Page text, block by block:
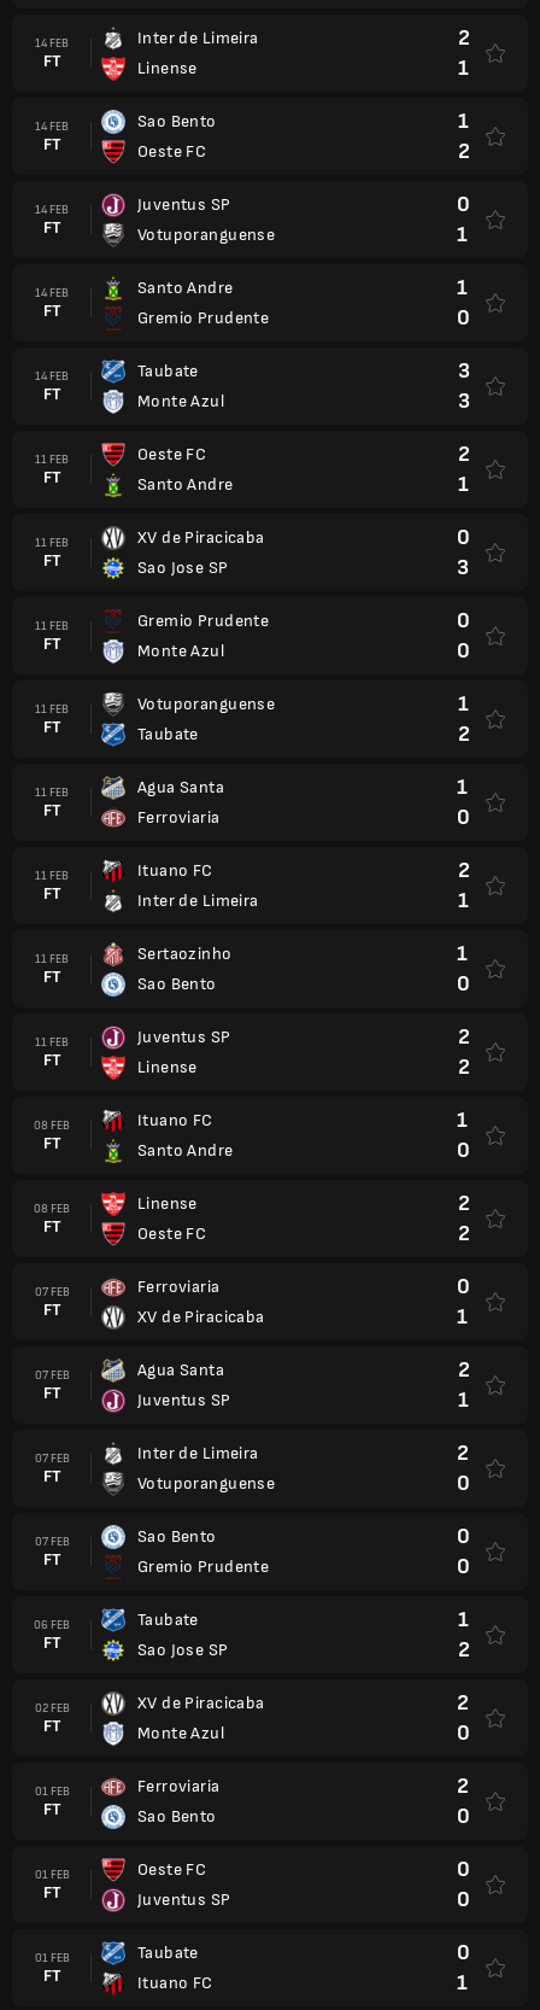
14 FEB
FT
Inter de Limeira
Linense
2
1
14 FEB
FT
Sao Bento
Oeste FC
1
2
14 FEB
FT
Juventus SP
Votuporanguense
0
1
14 FEB
FT
Santo Andre
Gremio Prudente
1
0
14 FEB
FT
Taubate
Monte Azul
3
3
11 FEB
FT
Oeste FC
Santo Andre
2
1
11 FEB
FT
XV de Piracicaba
Sao Jose SP
0
3
11 FEB
FT
Gremio Prudente
Monte Azul
0
0
11 FEB
FT
Votuporanguense
Taubate
1
2
11 FEB
FT
Agua Santa
Ferroviaria
1
0
11 FEB
FT
Ituano FC
Inter de Limeira
2
1
11 FEB
FT
Sertaozinho
Sao Bento
1
0
11 FEB
FT
Juventus SP
Linense
2
2
08 FEB
FT
Ituano FC
Santo Andre
1
0
08 FEB
FT
Linense
Oeste FC
2
2
07 FEB
FT
Ferroviaria
XV de Piracicaba
0
1
07 FEB
FT
Agua Santa
Juventus SP
2
1
07 FEB
FT
Inter de Limeira
Votuporanguense
2
0
07 FEB
FT
Sao Bento
Gremio Prudente
0
0
06 FEB
FT
Taubate
Sao Jose SP
1
2
02 FEB
FT
XV de Piracicaba
Monte Azul
2
0
01 FEB
FT
Ferroviaria
Sao Bento
2
0
01 FEB
FT
Oeste FC
Juventus SP
0
0
01 FEB
FT
Taubate
Ituano FC
0
1